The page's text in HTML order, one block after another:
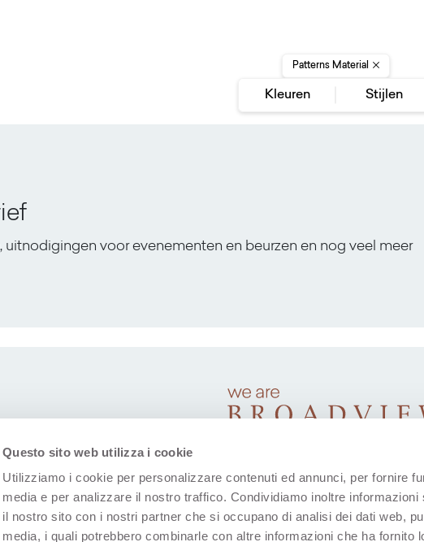
Questo sito web utilizza i cookie
Utilizziamo i cookie per personalizzare contenuti ed annunci, per fornire
media e per analizzare il nostro traffico. Condividiamo inoltre
il nostro sito con i nostri partner che si occupano di analisi dei dati web,
media, i quali potrebbero combinarle con altre informazioni che ha fornito
Patterns Material
Kleuren Stijlen
uitnodigingen voor evenementen en beurzen en nog veel meer